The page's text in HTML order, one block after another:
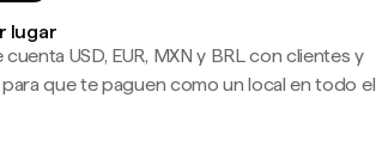
lugar
USD, EUR, MXN y BRL con clientes y
que te paguen como un local en todo el